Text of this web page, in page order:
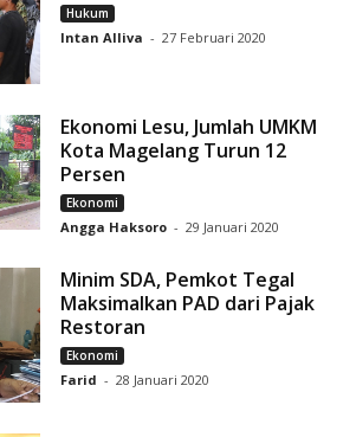
Hukum
Intan Alliva - 27 Februari 2020
Ekonomi Lesu, Jumlah UMKM
Kota Magelang Turun 12
Persen
Ekonomi
Angga Haksoro - 29 Januari 2020
Minim SDA, Pemkot Tegal
Maksimalkan PAD dari Pajak
Restoran
Ekonomi
Farid - 28 Januari 2020